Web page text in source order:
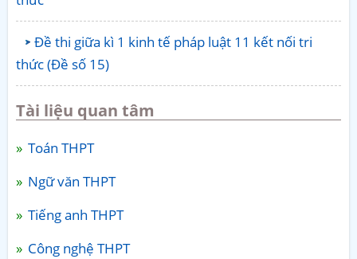
Đề thi giữa kì 1 kinh tế pháp luật 11 kết nối tri
thức (Đề số 15)
Tài liệu quan tâm
Toán THPT
Ngữ văn THPT
Tiếng anh THPT
Công nghệ THPT